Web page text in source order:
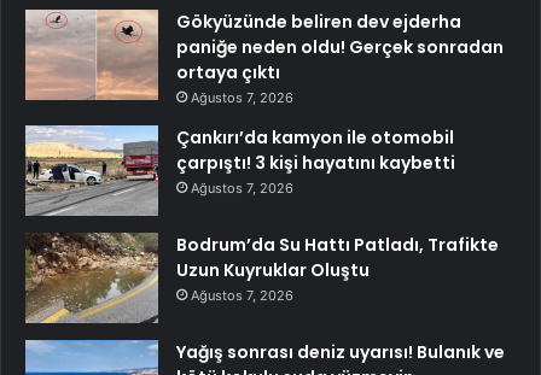
Gökyüzünde beliren dev ejderha
paniğe neden oldu! Gerçek sonradan
ortaya çıktı
Ağustos 7, 2026
Çankırı’da kamyon ile otomobil
çarpıştı! 3 kişi hayatını kaybetti
Ağustos 7, 2026
Bodrum’da Su Hattı Patladı, Trafikte
Uzun Kuyruklar Oluştu
Ağustos 7, 2026
Yağış sonrası deniz uyarısı! Bulanık ve